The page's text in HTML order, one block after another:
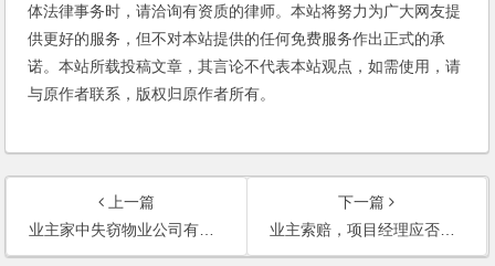
体法律事务时，请洽询有资质的律师。本站将努力为广大网友提
供更好的服务，但不对本站提供的任何免费服务作出正式的承
诺。本站所载投稿文章，其言论不代表本站观点，如需使用，请
与原作者联系，版权归原作者所有。
上一篇
业主家中失窃物业公司有赔偿责任吗？(2003)
下一篇
业主索赔，项目经理应否承担责任(2002)